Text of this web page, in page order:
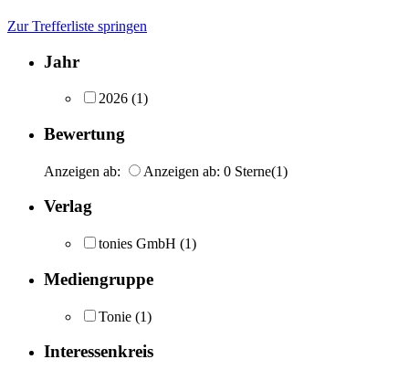
Zur Trefferliste springen
Jahr
2026 (1)
Bewertung
Anzeigen ab: Anzeigen ab: 0 Sterne(1)
Verlag
tonies GmbH (1)
Mediengruppe
Tonie (1)
Interessenkreis